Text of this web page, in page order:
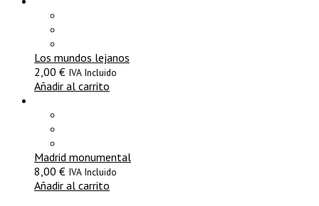
Los mundos lejanos
2,00 € IVA Incluido
Añadir al carrito
Madrid monumental
8,00 € IVA Incluido
Añadir al carrito